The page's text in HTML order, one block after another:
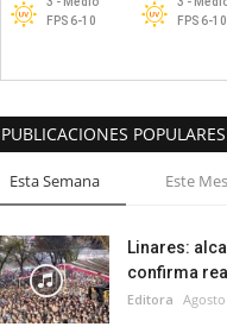
PUBLICACIONES POPULARES
Esta Semana Este Mes
Linares:
confirma
Editora